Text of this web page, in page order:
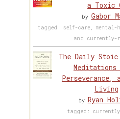
a Toxic
byGabor
tagged: self-care, mental-
and currently-
The Daily
Meditations
Living
by Ryan
tagged: